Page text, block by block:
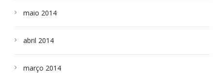
maio 2014
abril 2014
março 2014